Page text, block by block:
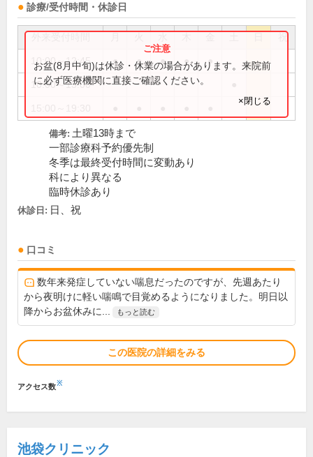
診療/受付時間・休診日
祝
10:00～12:45 ● ● ● ● ●
10:00～13:00
お盆(8月中旬)は休診・休業の場合があります。来院前
に必ず医療機関に直接ご確認ください。
×閉じる
備考: 土曜13時まで
一部診療科予約優先制
冬季は最終受付時間に変動あり
科により異なる
臨時休診あり
休診日: 日、祝
口コミ
数年来発症していない喘息だったのですが、先週あたり
から夜明けに軽い喘鳴で目覚めるようになりました。明日以
降からお盆休みに...
もっと読む
この医院の詳細をみる
アクセス数※
池袋クリニック